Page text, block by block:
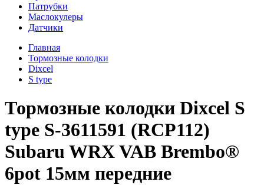
Патрубки
Маслокулеры
Датчики
Главная
Тормозные колодки
Dixcel
S type
Тормозные колодки Dixcel S
type S-3611591 (RCP112)
Subaru WRX VAB Brembo®
6pot 15мм передние